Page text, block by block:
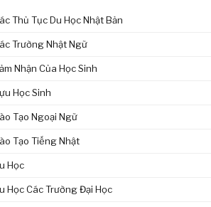
Thủ Tục Du Học Nhật Bản
Trường Nhật Ngữ
Nhận Của Học Sinh
Học Sinh
Tạo Ngoại Ngữ
Tạo Tiếng Nhật
Học
Học Các Trường Đại Học